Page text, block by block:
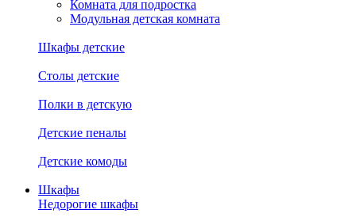
Комната для подростка
Модульная детская комната
Шкафы детские
Столы детские
Полки в детскую
Детские пеналы
Детские комоды
Шкафы
Недорогие шкафы